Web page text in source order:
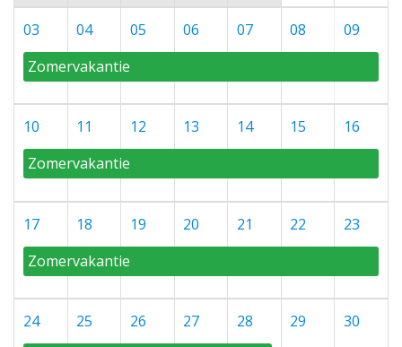
03 04 05 06 07 08
09
Zomervakantie
10 11 12 13 14 15
16
Zomervakantie
17 18 19 20 21 22
23
Zomervakantie
24 25 26 27 28 29
30